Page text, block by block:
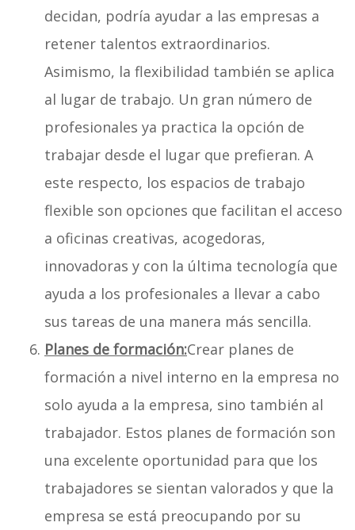
decidan, podría ayudar a las empresas a
retener talentos extraordinarios.
Asimismo, la flexibilidad también se aplica
al lugar de trabajo. Un gran número de
profesionales ya practica la opción de
trabajar desde el lugar que prefieran. A
este respecto, los espacios de trabajo
flexible son opciones que facilitan el acceso
a oficinas creativas, acogedoras,
innovadoras y con la última tecnología que
ayuda a los profesionales a llevar a cabo
sus tareas de una manera más sencilla.
Planes de formación:Crear planes de
formación a nivel interno en la empresa no
solo ayuda a la empresa, sino también al
trabajador. Estos planes de formación son
una excelente oportunidad para que los
trabajadores se sientan valorados y que la
empresa se está preocupando por su